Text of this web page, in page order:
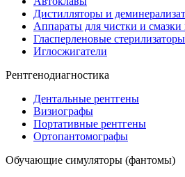
Дистилляторы и
Аппараты для чистки и смазки
Гласперленовые стерилизаторы
Иглосжигатели
Рентгенодиагностика
Дентальные рентгены
Визиографы
Портативные рентгены
Ортопантомографы
Обучающие симуляторы (фантомы)